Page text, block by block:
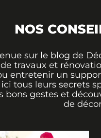
NOS
sur le blog de
travaux et
entretenir un
tous leurs secrets
bons gestes et
de